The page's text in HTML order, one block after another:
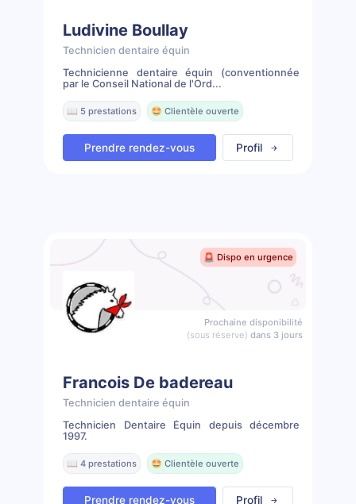
Ludivine Boullay
Technicien dentaire équin
Technicienne dentaire équin (conventionnée
par le Conseil National de l'Ord...
📖 5 prestations 🤩 Clientèle ouverte
Prendre rendez-vous Profil
🚨 Dispo en urgence
Prochaine disponibilité
(sous réserve) dans 3 jours
Francois De badereau
Technicien dentaire équin
Technicien Dentaire Équin depuis décembre
1997.
📖 4 prestations 🤩 Clientèle ouverte
Prendre rendez-vous Profil